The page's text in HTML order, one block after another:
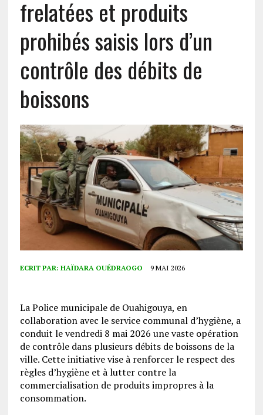
frelatées et produits
prohibés saisis lors d’un
contrôle des débits de
boissons
ECRIT PAR: HAÏDARA OUÉDRAOGO 9 MAI 2026
La Police municipale de Ouahigouya, en
collaboration avec le service communal d’hygiène, a
conduit le vendredi 8 mai 2026 une vaste opération
de contrôle dans plusieurs débits de boissons de la
ville. Cette initiative vise à renforcer le respect des
règles d’hygiène et à lutter contre la
commercialisation de produits impropres à la
consommation.